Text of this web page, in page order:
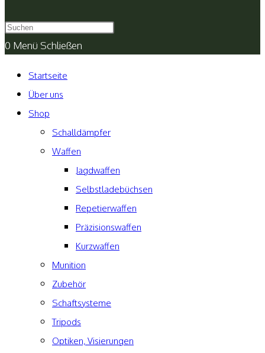
umschalten
0 Menü Schließen
Startseite
Über uns
Shop
Schalldämpfer
Waffen
Jagdwaffen
Selbstladebüchsen
Repetierwaffen
Präzisionswaffen
Kurzwaffen
Munition
Zubehör
Schaftsysteme
Tripods
Optiken, Visierungen